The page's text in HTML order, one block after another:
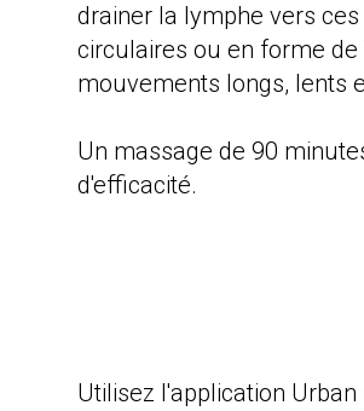
drainer la lymphe vers
circulaires ou en forme de
mouvements longs, lents
Un massage de 90
d'efficacité.
Utilisez l'application